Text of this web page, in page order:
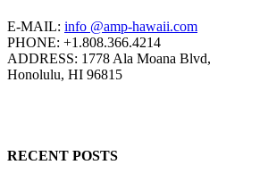
E-MAIL: info @amp-hawaii.com
PHONE: +1.808.366.4214
ADDRESS: 1778 Ala Moana Blvd,
Honolulu, HI 96815
RECENT POSTS